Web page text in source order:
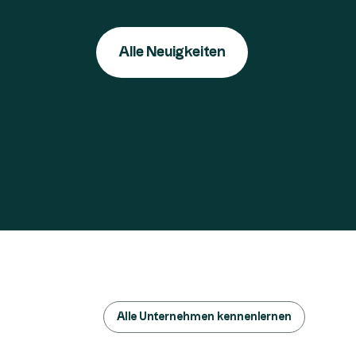
Alle Neuigkeiten
Alle Unternehmen kennenlernen